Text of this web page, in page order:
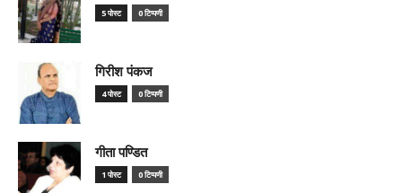
5 पोस्ट 0 टिप्पणी
गिरीश पंकज
4 पोस्ट 0 टिप्पणी
गीता पण्डित
1 पोस्ट 0 टिप्पणी